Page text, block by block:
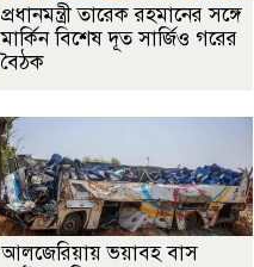
প্রধানমন্ত্রী তারেক রহমানের সঙ্গে
মার্কিন বিশেষ দূত সার্জিও গরের
বৈঠক
আলজেরিয়ায় ভয়াবহ বাস